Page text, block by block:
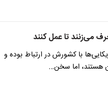
می‌زنند تا عمل کنند
با کشورش در ارتباط بوده و
هستند، اما سخن…